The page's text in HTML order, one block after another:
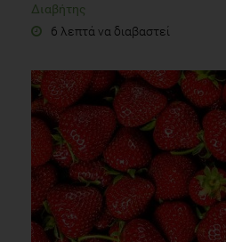
Διαβήτης
6 λεπτά να διαβαστεί